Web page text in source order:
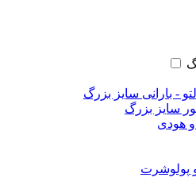
- بارانی سایز بزرگ
سایز بزرگ
هودی